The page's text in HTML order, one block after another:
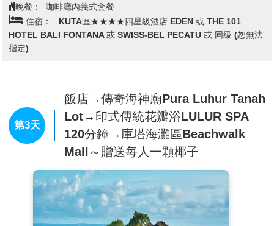
【烏布森林秘境】於烏布原始森林處，坐落於山谷與懸崖
處，帶著驚奇的心飛耀叢林，一望無際的美景！除了烏布路
途觀光美景外，不彷試試從鞦韆上俯看巴里島美麗的山谷景
色，園區內有各種網美景區，不同景色拍出不同令人驚艷的
【烏布皇宮】，峇里皇室在80多年前荷蘭入主之際就被廢
除，但實際上，皇室在峇里仍位居舉足輕重的地位，他們的
權勢伸展至商圈與藝文界，享有皇室應有的尊榮。光是烏布
一地，就約有10處皇宮可參觀，其中不少還增闢了旅館或
餐廳，讓我們史無前例的親近王孫貴族。
【猴子森林路】
烏布除了逛逛皇宮、市場及藝品店以外，可
別忘了去趟猴子森林/聖猴森林，這座森林位於烏布地區的
南邊，如果天氣不是很熱，由皇宮一路散步過去也不會太
晚餐：
咖啡廳內義式套餐
住宿：
KUTA區★★★★四星級酒店 EDEN 或 THE 101
HOTEL BALI FONTANA 或 SWISS-BEL PECATU 或 同級 (恕無法
指定)
第3天
飯店→傳奇海神廟Pura Luhur Tanah
Lot→印式傳統花瓣浴LULUR SPA
120分鐘→庫塔海灘區Beachwalk
Mall～贈送每人一顆椰子